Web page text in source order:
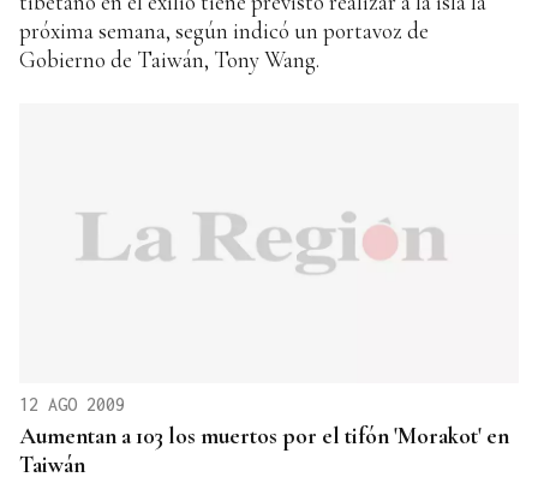
próxima semana, según indicó un portavoz de
Gobierno de Taiwán, Tony Wang.
12 AGO 2009
Aumentan a 103 los muertos por el tifón 'Morakot' en
Taiwán